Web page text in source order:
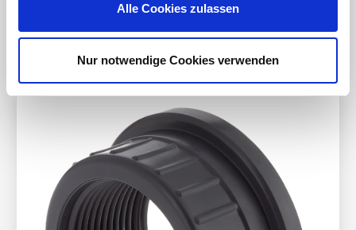
Alle Cookies zulassen
Nur notwendige Cookies verwenden
Einlegeteil Klebemuffe